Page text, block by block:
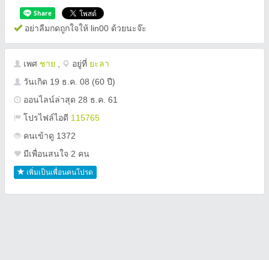
อย่าลืมกดถูกใจให้ lin00 ด้วยนะจ๊ะ
เพศ ชาย อยู่ที่ ยะลา
วันเกิด 19 ธ.ค. 08 (60 ปี)
ออนไลน์ล่าสุด 28 ธ.ค. 61
โปรไฟล์ไอดี 115765
คนเข้าดู 1372
มีเพื่อนสนใจ 2 คน
เพิ่มเป็นเพื่อนคนโปรด